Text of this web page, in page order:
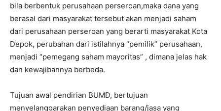
bila berbentuk perusahaan perseroan,maka dana yang
berasal dari masyarakat tersebut akan menjadi saham
dari perusahaan perseroan yang berarti masyarakat Kota
Depok, perubahan dari istilahnya “pemilik” perusahaan,
menjadi “pemegang saham mayoritas” , dimana jelas hak
dan kewajibannya berbeda.
Tujuan awal pendirian BUMD, bertujuan
menyelanggarakan penyediaan barang/jasa yang